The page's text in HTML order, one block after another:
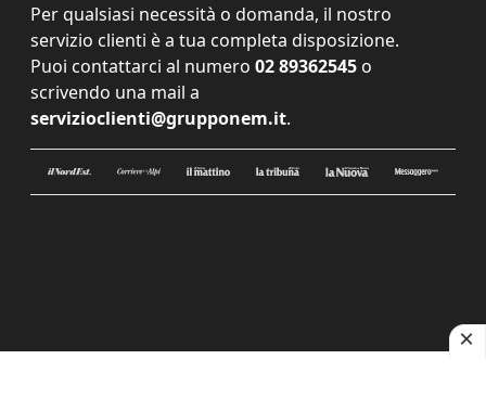
Per qualsiasi necessità o domanda, il nostro
servizio clienti è a tua completa disposizione.
Puoi contattarci al numero 02 89362545 o
scrivendo una mail a
servizioclienti@grupponem.it.